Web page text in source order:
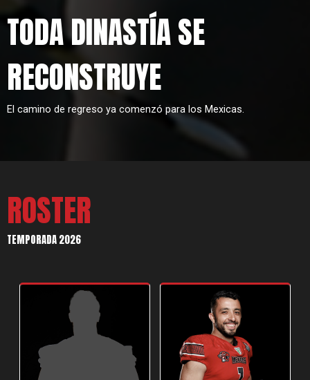
TODA DINASTÍA SE
RECONSTRUYE
El camino de regreso ya comenzó para los Mexicas.
ROSTER
TEMPORADA 2026